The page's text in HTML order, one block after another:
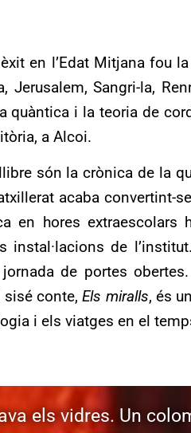
en l’Edat Mitjana fou
Jerusalem, Sangri-la,
quàntica i la teoria de
a Alcoi.
són la crònica de la
acaba convertint-
en hores
instal·lacions de
jornada de portes
sisé conte,Els miralls, és
i els viatges en el
els vidres. Un